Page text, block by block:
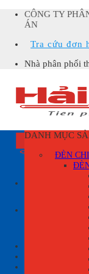
Skip
CÔNG TY
ÁN
Tra cứu đơn
Nhà phân phối
DANH MỤC
ĐÈN